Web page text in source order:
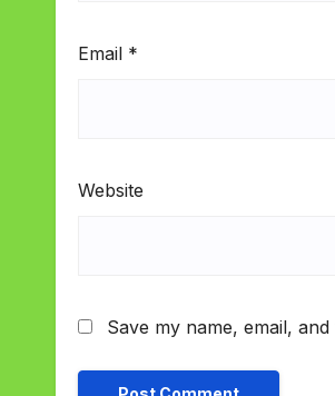
Email *
Website
Save my name, email,